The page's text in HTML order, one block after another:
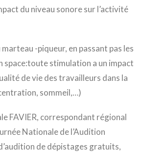
du niveau sonore sur l’activité
-piqueur, en passant pas les
space:toute stimulation a un impact
de vie des travailleurs dans la
sommeil,…)
FAVIER, correspondant régional
Nationale de l’Audition
de dépistages gratuits,